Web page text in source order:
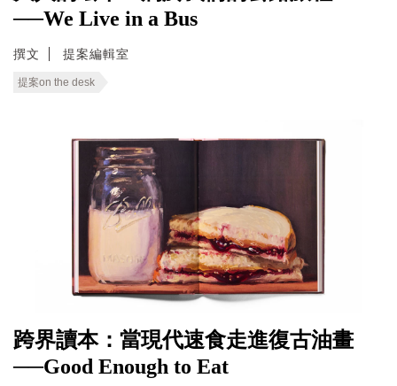
──We Live in a Bus
撰文 提案編輯室
提案on the desk
跨界讀本：當現代速食走進復古油畫
──Good Enough to Eat